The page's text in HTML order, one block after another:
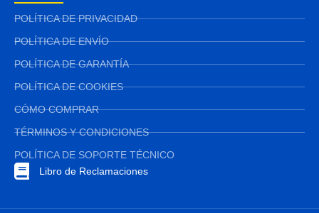
POLÍTICA DE PRIVACIDAD
POLÍTICA DE ENVÍO
POLÍTICA DE GARANTÍA
POLÍTICA DE COOKIES
CÓMO COMPRAR
TÉRMINOS Y CONDICIONES
POLÍTICA DE SOPORTE TÉCNICO
Libro de Reclamaciones